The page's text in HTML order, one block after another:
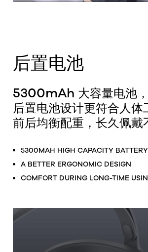
后置电池
5300mAh 大容量电池
后置电池设计更符合人体
前后均衡配重，长久佩戴
5300MAH HIGH CAPACITY BATTERY
A BETTER ERGONOMIC DESIGN
COMFORT DURING LONG-TIME